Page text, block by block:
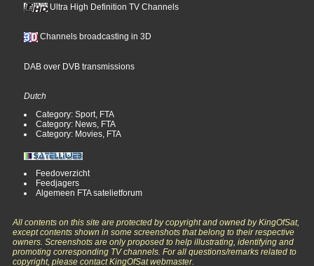
Ultra High Definition TV Channels
Channels broadcasting in 3D
DAB over DVB transmissions
Dutch
Category: Sport, FTA
Category: News, FTA
Category: Movies, FTA
Feedoverzicht
Feedjagers
Algemeen FTA satelietforum
All contents on this site are protected by copyright and owned by KingOfSat,
except contents shown in some screenshots that belong to their respective
owners. Screenshots are only proposed to help illustrating, identifying and
promoting corresponding TV channels. For all questions/remarks related to
copyright, please contact KingOfSat webmaster.